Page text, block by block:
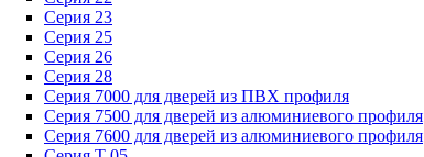
Серия 23
Серия 25
Серия 26
Серия 28
Серия 7000 для дверей из ПВХ профиля
Серия 7500 для дверей из алюминиевого профиля
Серия 7600 для дверей из алюминиевого профиля